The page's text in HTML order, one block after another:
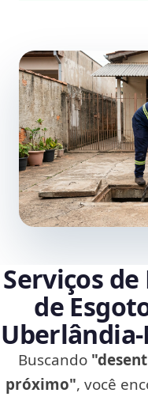
Serviços
de
Buscando
próximo", você